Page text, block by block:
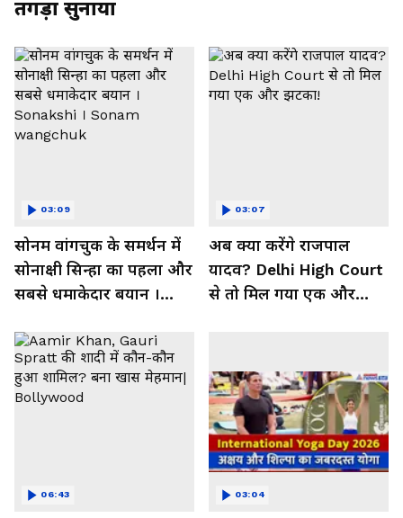
तगड़ा सुनाया
सोनम वांगचुक के समर्थन में
सोनाक्षी सिन्हा का पहला और
सबसे धमाकेदार बयान ।
wangchuk
03:09
अब क्या करेंगे राजपाल
यादव? Delhi High Court
से तो मिल गया एक और
03:07
06:43 03:04